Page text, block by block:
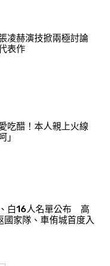
凌赫演技掀兩極討論
表作
吃醋！本人親上火線
」
白16人名單公布 高
國家隊、車侑城首度入